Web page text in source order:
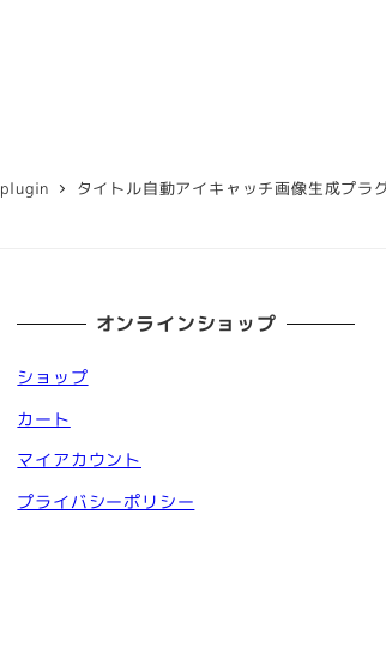
plugin タイトル自動アイキャッチ画像生成プラ
オンラインショップ
ショップ
カート
マイアカウント
プライバシーポリシー